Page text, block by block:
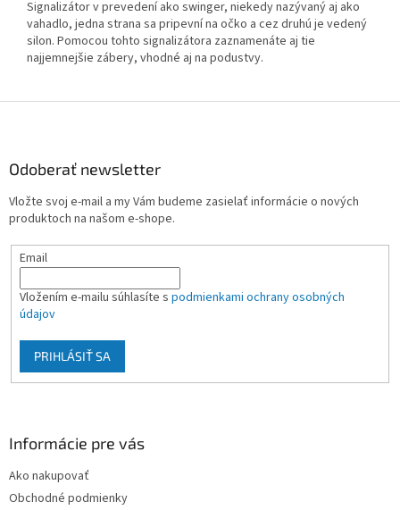
Signalizátor v prevedení ako swinger, niekedy nazývaný aj ako
vahadlo, jedna strana sa pripevní na očko a cez druhú je vedený
silon. Pomocou tohto signalizátora zaznamenáte aj tie
najjemnejšie zábery, vhodné aj na podustvy.
Odoberať newsletter
Vložte svoj e-mail a my Vám budeme zasielať informácie o nových
produktoch na našom e-shope.
Email
Vložením e-mailu súhlasíte s podmienkami ochrany osobných
údajov
PRIHLÁSIŤ SA
Informácie pre vás
Ako nakupovať
Obchodné podmienky